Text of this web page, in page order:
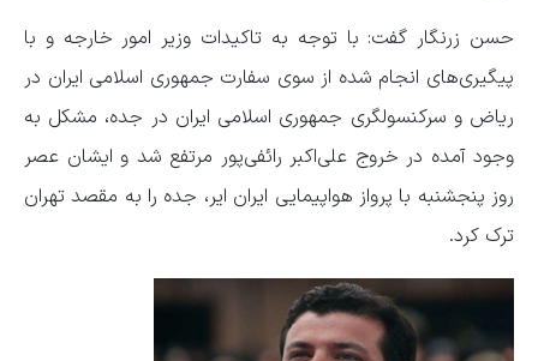
حسن زرنگار گفت: با توجه به تاکیدات وزیر امور خارجه و با
پیگیری‌های انجام شده از سوی سفارت جمهوری اسلامی ایران در
ریاض و سرکنسولگری جمهوری اسلامی ایران در جده، مشکل به
وجود آمده در خروج علی‌اکبر رائفی‌پور مرتفع شد و ایشان عصر
روز پنجشنبه با پرواز هواپیمایی ایران ایر، جده را به مقصد تهران
ترک کرد.